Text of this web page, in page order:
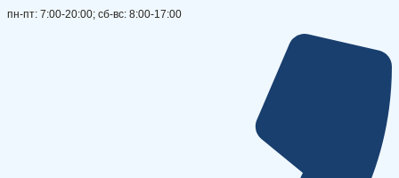
пн-пт: 7:00-20:00; сб-вс: 8:00-17:00